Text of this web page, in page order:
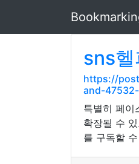
sns헬
https://
and-
특별히 페이
확장될 수
를 구독할